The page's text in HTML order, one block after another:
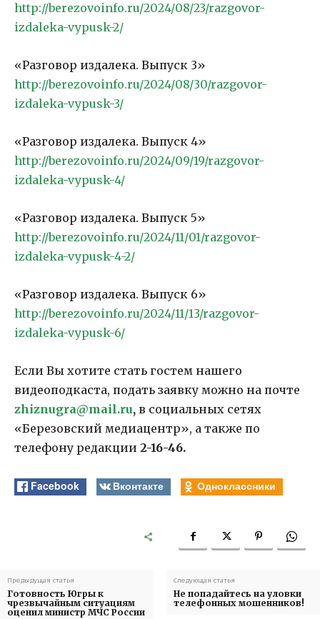
http://berezovoinfo.ru/2024/08/23/razgovor-
izdaleka-vypusk-2/
«Разговор издалека. Выпуск 3»
http://berezovoinfo.ru/2024/08/30/razgovor-
izdaleka-vypusk-3/
«Разговор издалека. Выпуск 4»
http://berezovoinfo.ru/2024/09/19/razgovor-
izdaleka-vypusk-4/
«Разговор издалека. Выпуск 5»
http://berezovoinfo.ru/2024/11/01/razgovor-
izdaleka-vypusk-4-2/
«Разговор издалека. Выпуск 6»
http://berezovoinfo.ru/2024/11/13/razgovor-
izdaleka-vypusk-6/
Если Вы хотите стать гостем нашего
видеоподкаста, подать заявку можно на почте
zhiznugra@mail.ru, в социальных сетях
«Березовский медиацентр», а также по
телефону редакции 2-16-46.
Facebook Вконтакте Одноклассники
Предыдущая статья
Готовность Югры к
чрезвычайным ситуациям
оценил министр МЧС России
Следующая статья
Не попадайтесь на уловки
телефонных мошенников!